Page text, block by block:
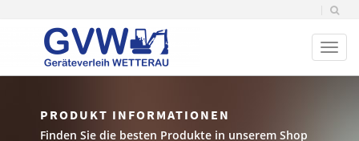
PRODUKT INFORMATIONEN
Finden Sie die besten Produkte in unserem Shop